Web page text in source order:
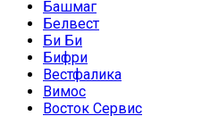
Башмаг
Белвест
Би Би
Бифри
Вестфалика
Вимос
Восток Сервис